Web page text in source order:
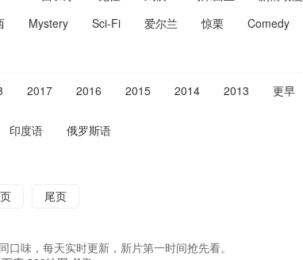
Mystery Sci-Fi 爱尔兰 惊栗 Comedy
2017 2016 2015 2014 2013 更早
印度语 俄罗斯语
尾页
味，每天实时更新，新片第一时间抢先看。